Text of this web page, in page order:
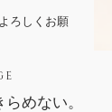
ろしくお願
めない。